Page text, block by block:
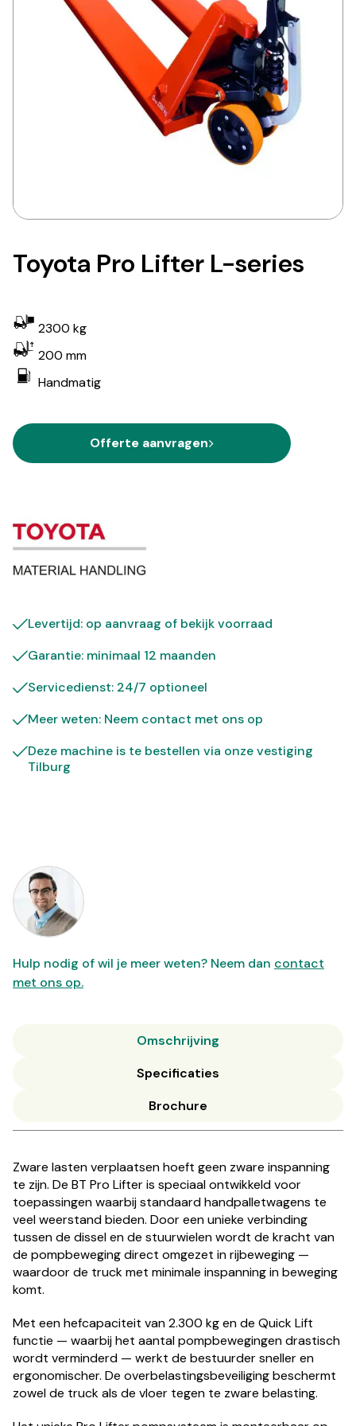
Toyota Pro Lifter L-series
2300 kg
200 mm
Handmatig
Offerte aanvragen
Levertijd: op aanvraag of bekijkvoorraad
Garantie: minimaal 12 maanden
Servicedienst: 24/7 optioneel
Meer weten: Neem contact met ons op
Deze machine is te bestellen via onze vestiging
Tilburg
Hulp nodig of wil je meer weten? Neem dan contact
met ons op.
Omschrijving
Specificaties
Brochure
Zware lasten verplaatsen hoeft geen zware inspanning
te zijn. De BT Pro Lifter is speciaal ontwikkeld voor
toepassingen waarbij standaard handpalletwagens te
veel weerstand bieden. Door een unieke verbinding
tussen de dissel en de stuurwielen wordt de kracht van
de pompbeweging direct omgezet in rijbeweging —
waardoor de truck met minimale inspanning in beweging
komt.
Met een hefcapaciteit van 2.300 kg en de Quick Lift
functie — waarbij het aantal pompbewegingen drastisch
wordt verminderd — werkt de bestuurder sneller en
ergonomischer. De overbelastingsbeveiliging beschermt
zowel de truck als de vloer tegen te zware belasting.